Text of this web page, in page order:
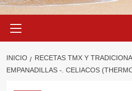
primario
INICIO RECETAS TMX Y
EMPANADILLAS -. CELIACOS